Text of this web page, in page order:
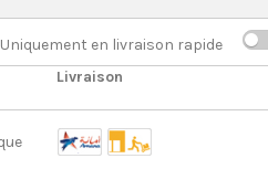
Uniquement en livraison rapide
Livraison